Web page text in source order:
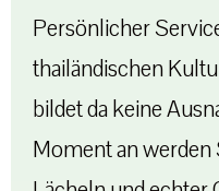
Persönlicher
thailändischen
bildet da keine
Moment an